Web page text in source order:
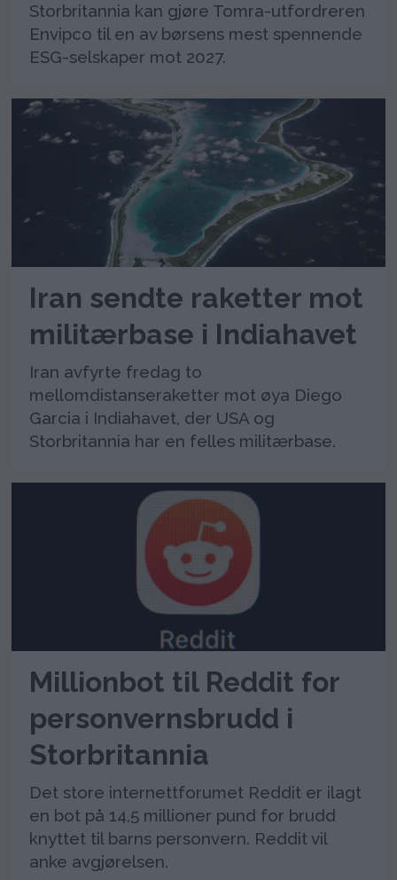
Storbritannia kan gjøre Tomra-utfordreren
Envipco til en av børsens mest spennende
ESG-selskaper mot 2027.
Iran sendte raketter mot
militærbase i Indiahavet
Iran avfyrte fredag to
mellomdistanseraketter mot øya Diego
Garcia i Indiahavet, der USA og
Storbritannia har en felles militærbase.
Millionbot til Reddit for
personvernsbrudd i
Storbritannia
Det store internettforumet Reddit er ilagt
en bot på 14,5 millioner pund for brudd
knyttet til barns personvern. Reddit vil
anke avgjørelsen.